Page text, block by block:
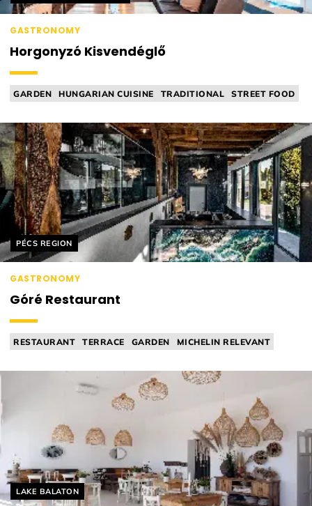
GASTRONOMY
Horgonyzó Kisvendéglő
GARDEN HUNGARIAN CUISINE TRADITIONAL
STREET FOOD
Helyszín címkék:
PÉCS REGION
GASTRONOMY
Góré Restaurant
RESTAURANT TERRACE GARDEN
MICHELIN RELEVANT
Helyszín címkék:
LAKE BALATON